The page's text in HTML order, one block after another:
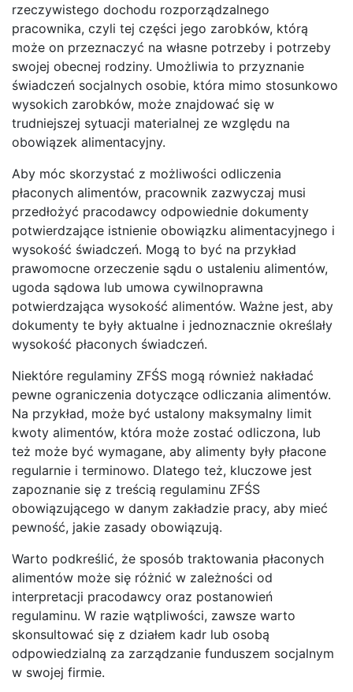
rzeczywistego dochodu rozporządzalnego
pracownika, czyli tej części jego zarobków, którą
może on przeznaczyć na własne potrzeby i potrzeby
swojej obecnej rodziny. Umożliwia to przyznanie
świadczeń socjalnych osobie, która mimo stosunkowo
wysokich zarobków, może znajdować się w
trudniejszej sytuacji materialnej ze względu na
obowiązek alimentacyjny.
Aby móc skorzystać z możliwości odliczenia
płaconych alimentów, pracownik zazwyczaj musi
przedłożyć pracodawcy odpowiednie dokumenty
potwierdzające istnienie obowiązku alimentacyjnego i
wysokość świadczeń. Mogą to być na przykład
prawomocne orzeczenie sądu o ustaleniu alimentów,
ugoda sądowa lub umowa cywilnoprawna
potwierdzająca wysokość alimentów. Ważne jest, aby
dokumenty te były aktualne i jednoznacznie określały
wysokość płaconych świadczeń.
Niektóre regulaminy ZFŚS mogą również nakładać
pewne ograniczenia dotyczące odliczania alimentów.
Na przykład, może być ustalony maksymalny limit
kwoty alimentów, która może zostać odliczona, lub
też może być wymagane, aby alimenty były płacone
regularnie i terminowo. Dlatego też, kluczowe jest
zapoznanie się z treścią regulaminu ZFŚS
obowiązującego w danym zakładzie pracy, aby mieć
pewność, jakie zasady obowiązują.
Warto podkreślić, że sposób traktowania płaconych
alimentów może się różnić w zależności od
interpretacji pracodawcy oraz postanowień
regulaminu. W razie wątpliwości, zawsze warto
skonsultować się z działem kadr lub osobą
odpowiedzialną za zarządzanie funduszem socjalnym
w swojej firmie.